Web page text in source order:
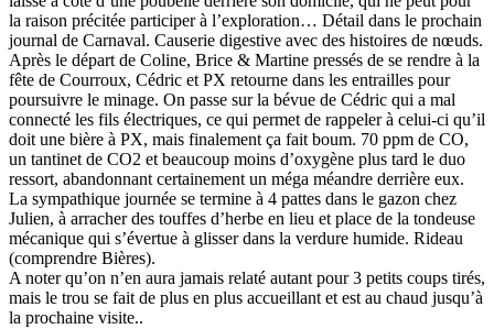
la raison précitée participer à l’exploration… Détail dans le prochain
journal de Carnaval. Causerie digestive avec des histoires de nœuds.
Après le départ de Coline, Brice & Martine pressés de se rendre à la
fête de Courroux, Cédric et PX retourne dans les entrailles pour
poursuivre le minage. On passe sur la bévue de Cédric qui a mal
connecté les fils électriques, ce qui permet de rappeler à celui-ci qu’il
doit une bière à PX, mais finalement ça fait boum. 70 ppm de CO,
un tantinet de CO2 et beaucoup moins d’oxygène plus tard le duo
ressort, abandonnant certainement un méga méandre derrière eux.
La sympathique journée se termine à 4 pattes dans le gazon chez
Julien, à arracher des touffes d’herbe en lieu et place de la tondeuse
mécanique qui s’évertue à glisser dans la verdure humide. Rideau
(comprendre Bières).
A noter qu’on n’en aura jamais relaté autant pour 3 petits coups tirés,
mais le trou se fait de plus en plus accueillant et est au chaud jusqu’à
la prochaine visite..